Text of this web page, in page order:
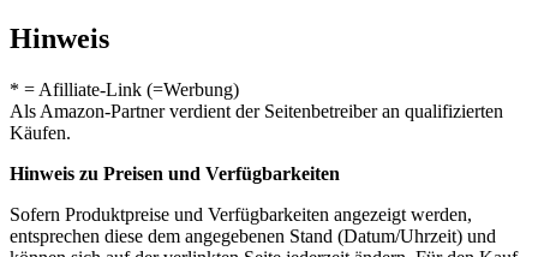
Hinweis
* = Afilliate-Link (=Werbung)
Als Amazon-Partner verdient der Seitenbetreiber an qualifizierten
Käufen.
Hinweis zu Preisen und Verfügbarkeiten
Sofern Produktpreise und Verfügbarkeiten angezeigt werden,
entsprechen diese dem angegebenen Stand (Datum/Uhrzeit) und